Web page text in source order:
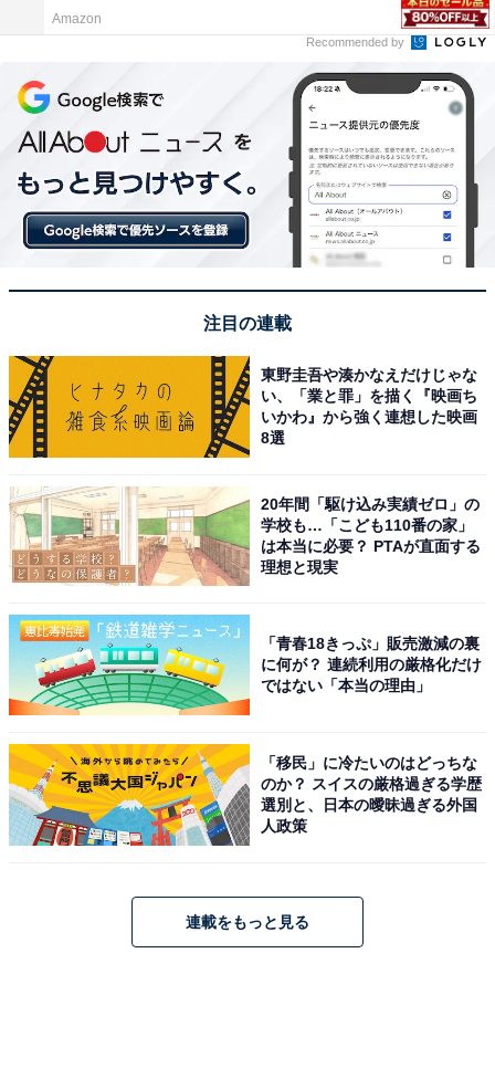
特典1：メルカリの買い物で使える3000ポイント
がもらえるクーポン
まずはメルカリアプリ内での購入時に使える3000円分の
クーポン。このクーポンを使って商品を購入、そしてメ
ルペイスマート払いで支払うと、取引完了時に3000ポイ
ントがもらえます。ポイントの有効期限はポイント付与
日を含めて30日間です。なお、メルカリShopsやWeb版
では使えませんのでご注意ください。
特典2：メルカリに出品して売れると販売手数料が
Amazon
Recommended by
注目の連載
東野圭吾や湊かなえだけじゃな
い、「業と罪」を描く『映画ち
いかわ』から強く連想した映画
8選
20年間「駆け込み実績ゼロ」の
学校も…「こども110番の家」
は本当に必要？ PTAが直面する
理想と現実
「青春18きっぷ」販売激減の裏
に何が？ 連続利用の厳格化だけ
ではない「本当の理由」
「移民」に冷たいのはどっちな
のか？ スイスの厳格過ぎる学歴
選別と、日本の曖昧過ぎる外国
人政策
連載をもっと見る